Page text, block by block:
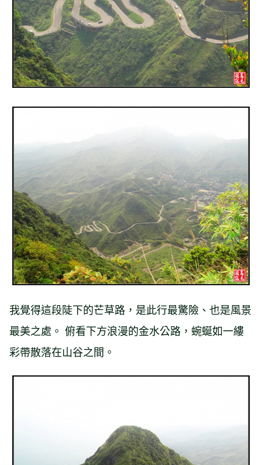
我覺得這段陡下的芒草路，是此行最驚險、也是風景
最美之處。 俯看下方浪漫的金水公路，蜿蜒如一縷
彩帶散落在山谷之間。